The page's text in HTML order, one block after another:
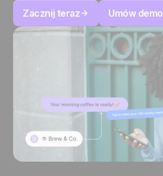
Zacznij teraz
Umów demo